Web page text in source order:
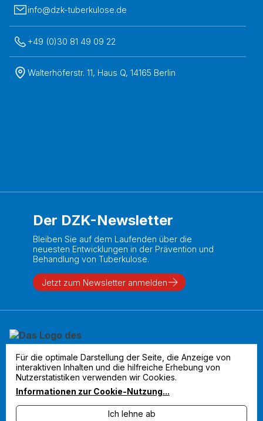
info@dzk-tuberkulose.de
+49 (0)30 81 49 09 22
Walterhöferstr. 11, Haus Q, 14165 Berlin
Der DZK-Newsletter
Bleiben Sie auf dem Laufenden über die
neuesten Entwicklungen in der Prävention und
Behandlung von Tuberkulose.
Jetzt zum Newsletter anmelden
Für die optimale Darstellung der Seite, die Anzeige von
interaktiven Inhalten und die hilfreiche Erhebung von
Nutzerstatistiken verwenden wir Cookies.
Informationen zur Cookie-Nutzung...
Ich lehne ab